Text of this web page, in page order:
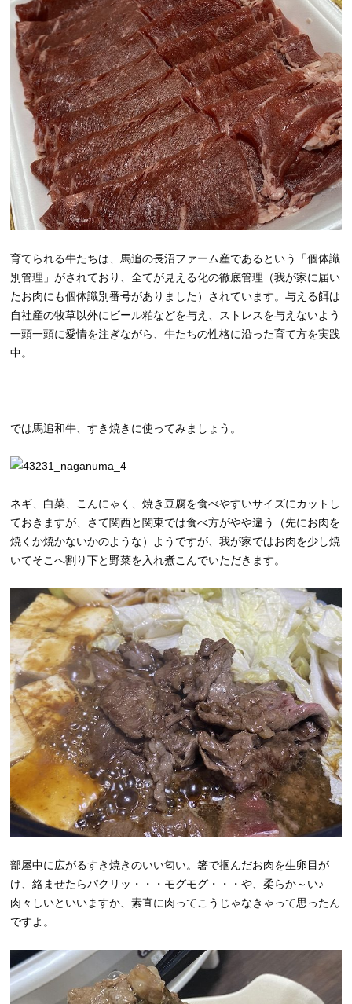
育てられる牛たちは、馬追の長沼ファーム産であるという「個体識
別管理」がされており、全てが見える化の徹底管理（我が家に届い
たお肉にも個体識別番号がありました）されています。与える餌は
自社産の牧草以外にビール粕などを与え、ストレスを与えないよう
一頭一頭に愛情を注ぎながら、牛たちの性格に沿った育て方を実践
中。
では馬追和牛、すき焼きに使ってみましょう。
ネギ、白菜、こんにゃく、焼き豆腐を食べやすいサイズにカットし
ておきますが、さて関西と関東では食べ方がやや違う（先にお肉を
焼くか焼かないかのような）ようですが、我が家ではお肉を少し焼
いてそこへ割り下と野菜を入れ煮こんでいただきます。
部屋中に広がるすき焼きのいい匂い。箸で掴んだお肉を生卵目が
け、絡ませたらパクリッ・・・モグモグ・・・や、柔らか～い♪
肉々しいといいますか、素直に肉ってこうじゃなきゃって思ったん
ですよ。